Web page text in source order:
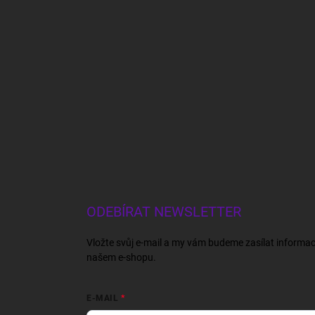
ODEBÍRAT NEWSLETTER
Vložte svůj e-mail a my vám budeme zasílat
našem e-shopu.
E-MAIL